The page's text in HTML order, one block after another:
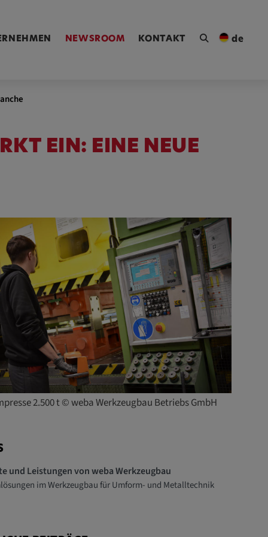
NEWSROOM KONTAKT de
EIN: EINE NEUE
2.500 t © weba Werkzeugbau Betriebs GmbH
und Leistungen von weba Werkzeugbau
im Werkzeugbau für Umform- und Metalltechnik